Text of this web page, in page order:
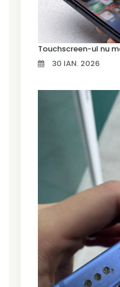
30 IAN. 2026